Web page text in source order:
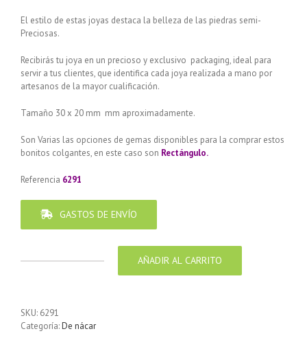
El estilo de estas joyas destaca la belleza de las piedras semi-
Preciosas.
Recibirás tu joya en un precioso y exclusivo packaging, ideal para
servir a tus clientes, que identifica cada joya realizada a mano por
artesanos de la mayor cualificación.
Tamaño 30 x 20 mm mm aproximadamente.
Son Varias las opciones de gemas disponibles para la comprar estos
bonitos colgantes, en este caso son Rectángulo.
Referencia 6291
GASTOS DE ENVÍO
Piedra
AÑADIR AL CARRITO
SKU: 6291
Categoría:De nácar